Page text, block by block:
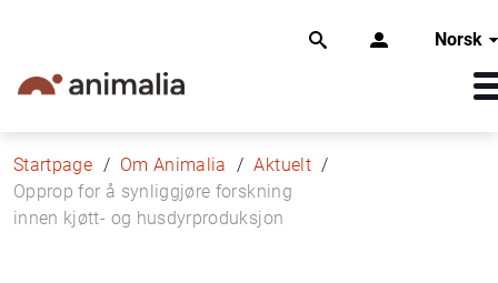
Norsk
Startpage Om Animalia
Aktuelt
Opprop for å synliggjøre forskning
innen kjøtt- og husdyrproduksjon